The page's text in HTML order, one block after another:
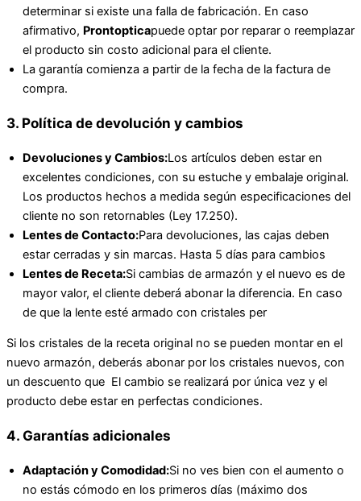
determinar si existe una falla de fabricación. En caso
afirmativo, Prontopticapuede optar por reparar o reemplazar
el producto sin costo adicional para el cliente.
La garantía comienza a partir de la fecha de la factura de
compra.
3. Política de devolución y cambios
Devoluciones y Cambios:Los artículos deben estar en
excelentes condiciones, con su estuche y embalaje original.
Los productos hechos a medida según especificaciones del
cliente no son retornables (Ley 17.250).
Lentes de Contacto:Para devoluciones, las cajas deben
estar cerradas y sin marcas. Hasta 5 días para cambios
Lentes de Receta:Si cambias de armazón y el nuevo es de
mayor valor, el cliente deberá abonar la diferencia. En caso
de que la lente esté armado con cristales per
Si los cristales de la receta original no se pueden montar en el
nuevo armazón, deberás abonar por los cristales nuevos, con
un descuento que El cambio se realizará por única vez y el
producto debe estar en perfectas condiciones.
4. Garantías adicionales
Adaptación y Comodidad:Si no ves bien con el aumento o
no estás cómodo en los primeros días (máximo dos